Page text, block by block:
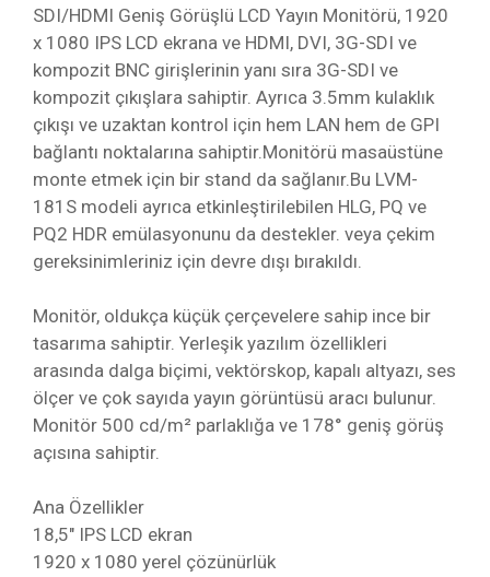
SDI/HDMI Geniş Görüşlü LCD Yayın Monitörü, 1920
x 1080 IPS LCD ekrana ve HDMI, DVI, 3G-SDI ve
kompozit BNC girişlerinin yanı sıra 3G-SDI ve
kompozit çıkışlara sahiptir. Ayrıca 3.5mm kulaklık
çıkışı ve uzaktan kontrol için hem LAN hem de GPI
bağlantı noktalarına sahiptir.Monitörü masaüstüne
monte etmek için bir stand da sağlanır.Bu LVM-
181S modeli ayrıca etkinleştirilebilen HLG, PQ ve
PQ2 HDR emülasyonunu da destekler. veya çekim
gereksinimleriniz için devre dışı bırakıldı.
Monitör, oldukça küçük çerçevelere sahip ince bir
tasarıma sahiptir. Yerleşik yazılım özellikleri
arasında dalga biçimi, vektörskop, kapalı altyazı, ses
ölçer ve çok sayıda yayın görüntüsü aracı bulunur.
Monitör 500 cd/m² parlaklığa ve 178° geniş görüş
açısına sahiptir.
Ana Özellikler
18,5" IPS LCD ekran
1920 x 1080 yerel çözünürlük